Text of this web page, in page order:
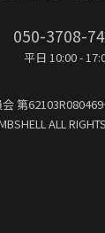
050-3708-
平日 10:00 -
第
ALL